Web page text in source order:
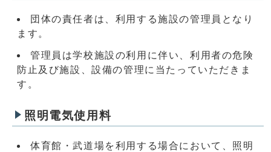
団体の責任者は、利用する施設の管理員となり
ます。
管理員は学校施設の利用に伴い、利用者の危険
防止及び施設、設備の管理に当たっていただきま
す。
照明電気使用料
体育館・武道場を利用する場合において、照明